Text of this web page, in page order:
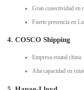
Gran conectividad en
Fuerte presencia en
4. COSCO Shipping
Empresa estatal china
Alta capacidad en